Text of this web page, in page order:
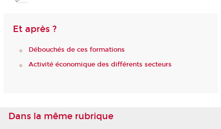
Et après ?
Débouchés de ces formations
Activité économique des différents secteurs
Dans la même rubrique